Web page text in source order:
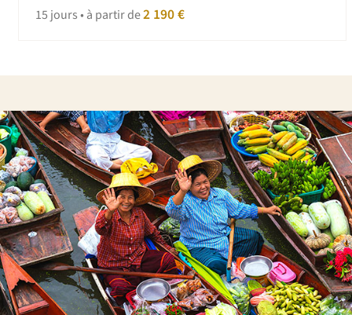
15 jours • à partir de2 190 €